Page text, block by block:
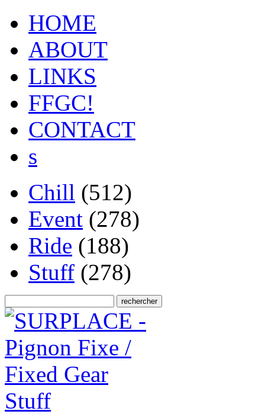
HOME
ABOUT
LINKS
FFGC!
CONTACT
s
Chill (512)
Event (278)
Ride (188)
Stuff (278)
Stuff